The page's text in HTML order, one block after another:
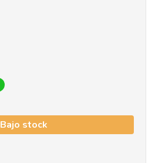
Bajo stock